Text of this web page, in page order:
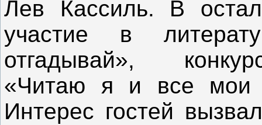
Лев Кассиль. В
участие в
отгадывай»,
«Читаю я и все мои
Интерес гостей